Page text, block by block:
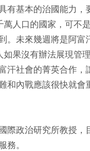
有基本的治國能力，
萬人口的國家，可不
。未來幾週將是阿富
果沒有辦法展現管
汗社會的菁英合作，
和內戰應該很快就會
際政治研究所教授，
務。